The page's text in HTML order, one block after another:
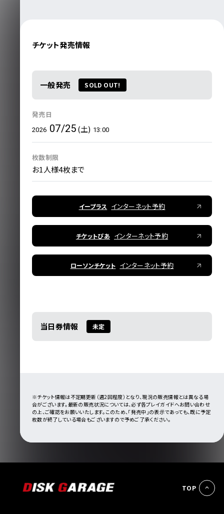
チケット発売情報
一般発売 SOLD OUT!
発売日
2026 07/25(土) 13:00
枚数制限
お1人様4枚まで
イープラス インターネット予約
チケットぴあ インターネット予約
ローソンチケット インターネット予約
当日券情報 未定
※チケット情報は不定期更新（週2回程度）となり、現況の販売情報とは異なる場
合がございます。最新の販売状況については、必ず各プレイガイドへお問い合わせ
の上、ご確認をお願いいたします。このため、「発売中」の表示であっても、既に予定
枚数が終了している場合もございますので予めご了承ください。
TOP